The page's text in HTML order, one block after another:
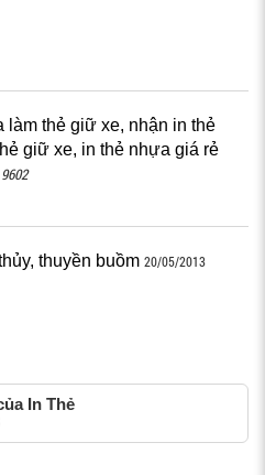
làm thẻ giữ xe, nhận in thẻ
giữ xe, in thẻ nhựa giá rẻ
9602
thuyền buồm 20/05/2013
In Thẻ